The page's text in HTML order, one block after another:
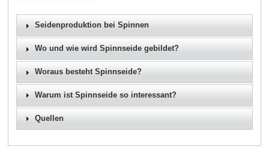
Seidenproduktion bei Spinnen
Wo und wie wird Spinnseide gebildet?
Woraus besteht Spinnseide?
Warum ist Spinnseide so interessant?
Quellen